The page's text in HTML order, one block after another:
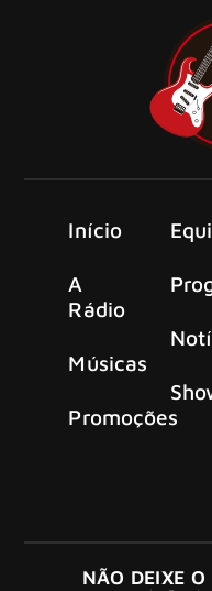
Início
A
Rádio
Músicas
Promoções
NÃO DEIXE O